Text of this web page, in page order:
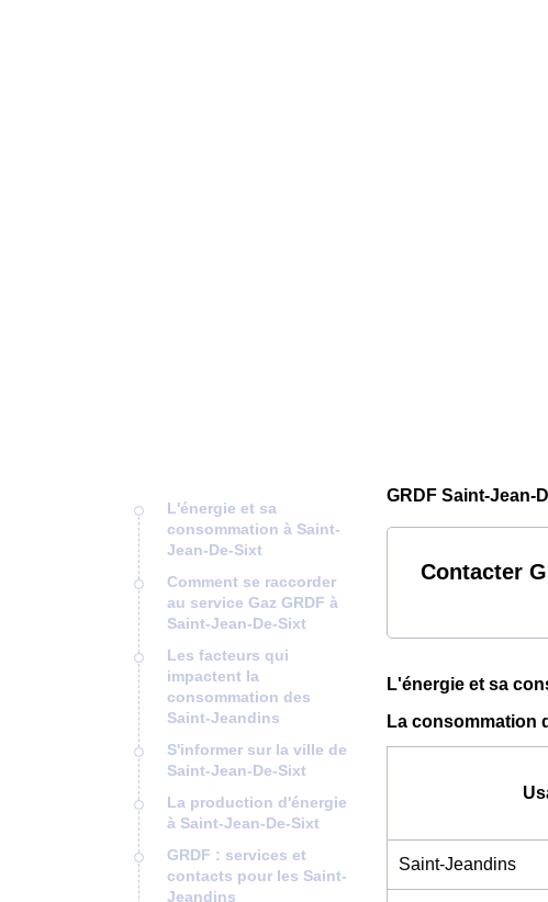
L'énergie et sa
consommation à Saint-
Jean-De-Sixt
Comment se raccorder
au service Gaz GRDF à
Saint-Jean-De-Sixt
Les facteurs qui
impactent la
consommation des
Saint-Jeandins
S'informer sur la ville de
Saint-Jean-De-Sixt
La production d'énergie
à Saint-Jean-De-Sixt
GRDF : services et
contacts pour les Saint-
Jeandins
GRDF Saint-Jean-
Contacter
L'énergie et sa
La consommation
Saint-Jeandins